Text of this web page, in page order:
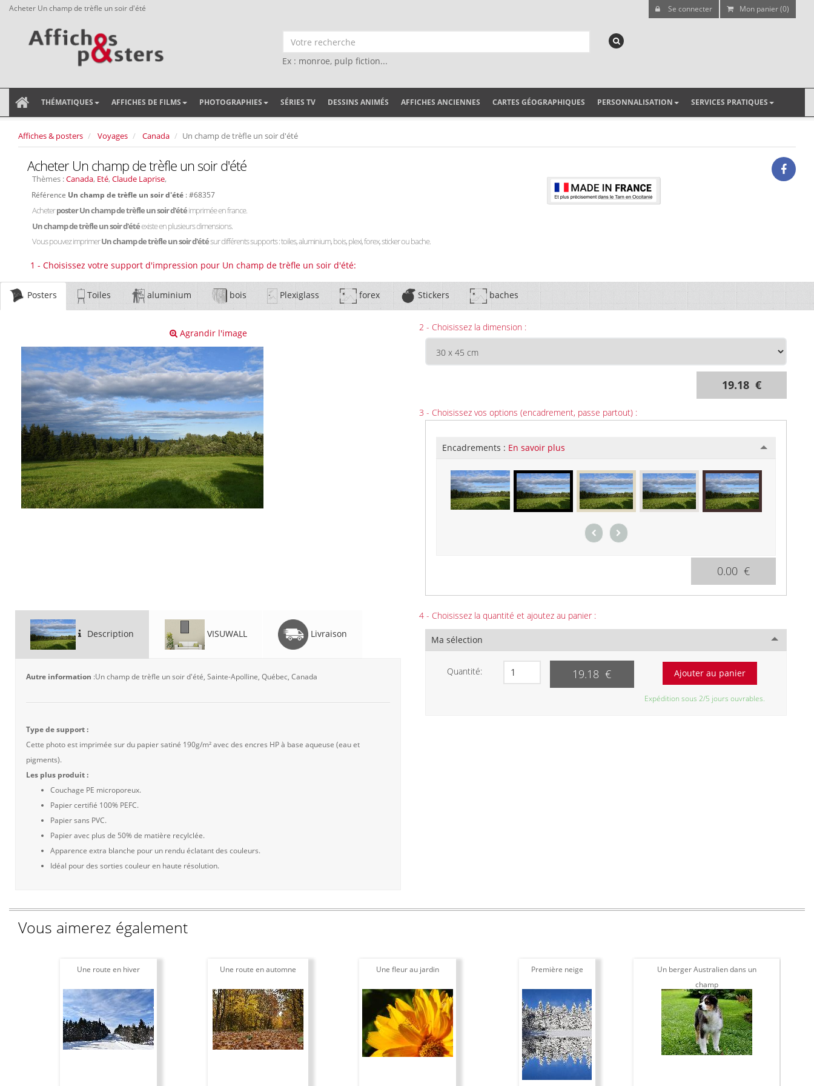
Acheter Un champ de trèfle un soir d'été Se connecter Mon panier (0)
Ex : monroe, pulp fiction...
THÉMATIQUES AFFICHES DE FILMS PHOTOGRAPHIES SÉRIES TV DESSINS ANIMÉS AFFICHES ANCIENNES CARTES GÉOGRAPHIQUES PERSONNALISATION SERVICES PRATIQUES
Affiches & posters Voyages Canada Un champ de trèfle un soir d'été
Acheter Un champ de trèfle un soir d'été
Thèmes :Canada, Eté, Claude Laprise,
Référence Un champ de trèfle un soir d'été : #68357
Acheterposter Un champ de trèfle un soir d'étéimprimée en france.
Un champ de trèfle un soir d'étéexiste en plusieurs dimensions.
Vous pouvez imprimerUn champ de trèfle un soir d'étésur différents supports : toiles, aluminium, bois, plexi, forex, sticker ou bache.
1 - Choisissez votre support d'impression pour Un champ de trèfle un soir d'été:
Posters Toiles aluminium bois Plexiglass forex Stickers baches
Agrandir l'image
Description VISUWALL Livraison
Autre information :Un champ de trèfle un soir d'été, Sainte-Apolline, Québec, Canada
Type de support :
Cette photo est imprimée sur du papier satiné 190g/m² avec des encres HP à base aqueuse (eau et
pigments).
Les plus produit :
Couchage PE microporeux.
Papier certifié 100% PEFC.
Papier sans PVC.
Papier avec plus de 50% de matière recylclée.
Apparence extra blanche pour un rendu éclatant des couleurs.
Idéal pour des sorties couleur en haute résolution.
2 - Choisissez la dimension :
19.18 €
3 - Choisissez vos options (encadrement, passe partout) :
Encadrements : En savoir plus
0.00 €
4 - Choisissez la quantité et ajoutez au panier :
Ma sélection
Quantité: 19.18 €
Expédition sous 2/5 jours ouvrables.
Vous aimerez également
Une route en hiver Une route en automne Une fleur au jardin Première neige
Un berger Australien dans un
champ